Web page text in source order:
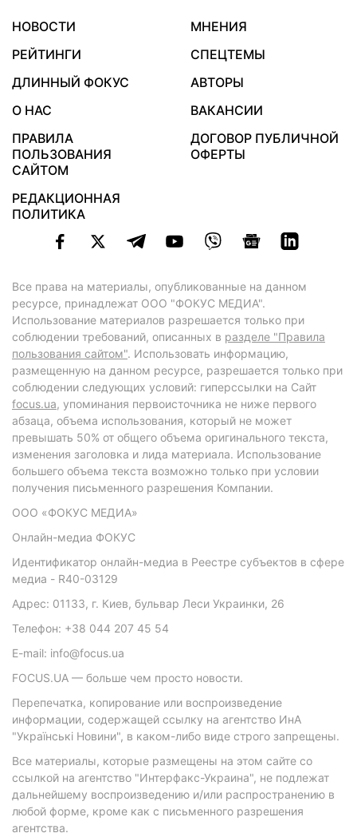
НОВОСТИ
МНЕНИЯ
РЕЙТИНГИ
СПЕЦТЕМЫ
ДЛИННЫЙ ФОКУС
АВТОРЫ
О НАС
ВАКАНСИИ
ПРАВИЛА
ПОЛЬЗОВАНИЯ
САЙТОМ
ДОГОВОР ПУБЛИЧНОЙ
ОФЕРТЫ
РЕДАКЦИОННАЯ
ПОЛИТИКА
Все права на материалы, опубликованные на данном
ресурсе, принадлежат ООО "ФОКУС МЕДИА".
Использование материалов разрешается только при
соблюдении требований, описанных в разделе "Правила
пользования сайтом". Использовать информацию,
размещенную на данном ресурсе, разрешается только при
соблюдении следующих условий: гиперссылки на Сайт
focus.ua, упоминания первоисточника не ниже первого
абзаца, объема использования, который не может
превышать 50% от общего объема оригинального текста,
изменения заголовка и лида материала. Использование
большего объема текста возможно только при условии
получения письменного разрешения Компании.
ООО «ФОКУС МЕДИА»
Онлайн-медиа ФОКУС
Идентификатор онлайн-медиа в Реестре субъектов в сфере
медиа - R40-03129
Адрес: 01133, г. Киев, бульвар Леси Украинки, 26
Телефон: +38 044 207 45 54
E-mail: info@focus.ua
FOCUS.UA — больше чем просто новости.
Перепечатка, копирование или воспроизведение
информации, содержащей ссылку на агентство ИнА
"Українські Новини", в каком-либо виде строго запрещены.
Все материалы, которые размещены на этом сайте со
ссылкой на агентство "Интерфакс-Украина", не подлежат
дальнейшему воспроизведению и/или распространению в
любой форме, кроме как с письменного разрешения
агентства.